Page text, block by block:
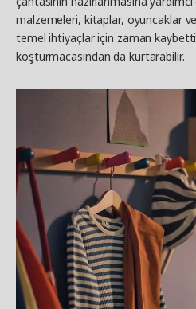
malzemeleri, kitaplar, oyuncaklar
temel ihtiyaçlar için zaman
koşturmacasından da kurtarabilir.​